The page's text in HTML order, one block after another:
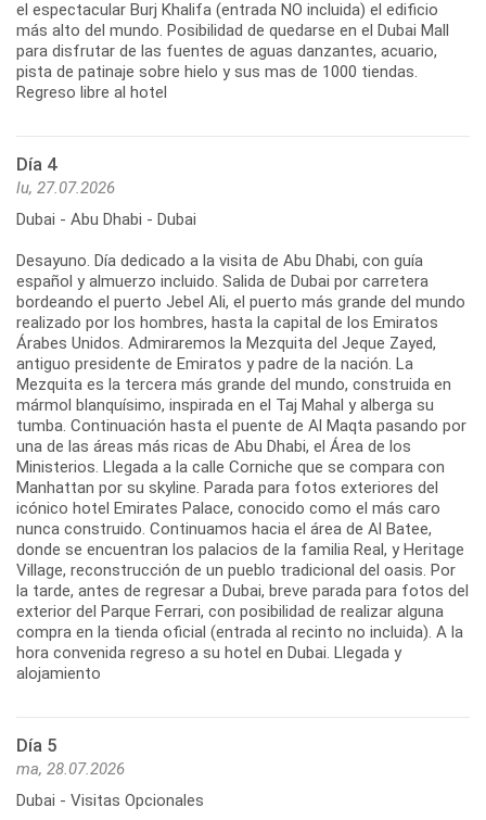
el espectacular Burj Khalifa (entrada NO incluida) el edificio
más alto del mundo. Posibilidad de quedarse en el Dubai Mall
para disfrutar de las fuentes de aguas danzantes, acuario,
pista de patinaje sobre hielo y sus mas de 1000 tiendas.
Regreso libre al hotel
Día 4
lu, 27.07.2026
Dubai - Abu Dhabi - Dubai
Desayuno. Día dedicado a la visita de Abu Dhabi, con guía
español y almuerzo incluido. Salida de Dubai por carretera
bordeando el puerto Jebel Ali, el puerto más grande del mundo
realizado por los hombres, hasta la capital de los Emiratos
Árabes Unidos. Admiraremos la Mezquita del Jeque Zayed,
antiguo presidente de Emiratos y padre de la nación. La
Mezquita es la tercera más grande del mundo, construida en
mármol blanquísimo, inspirada en el Taj Mahal y alberga su
tumba. Continuación hasta el puente de Al Maqta pasando por
una de las áreas más ricas de Abu Dhabi, el Área de los
Ministerios. Llegada a la calle Corniche que se compara con
Manhattan por su skyline. Parada para fotos exteriores del
icónico hotel Emirates Palace, conocido como el más caro
nunca construido. Continuamos hacia el área de Al Batee,
donde se encuentran los palacios de la familia Real, y Heritage
Village, reconstrucción de un pueblo tradicional del oasis. Por
la tarde, antes de regresar a Dubai, breve parada para fotos del
exterior del Parque Ferrari, con posibilidad de realizar alguna
compra en la tienda oficial (entrada al recinto no incluida). A la
hora convenida regreso a su hotel en Dubai. Llegada y
alojamiento
Día 5
ma, 28.07.2026
Dubai - Visitas Opcionales